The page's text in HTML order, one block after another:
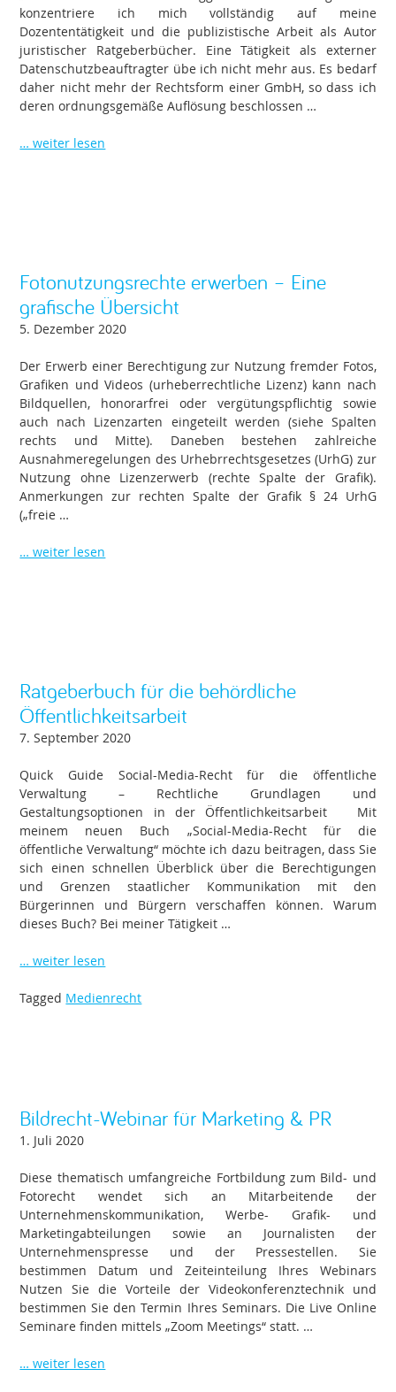
konzentriere ich mich vollständig auf meine
Dozententätigkeit und die publizistische Arbeit als Autor
juristischer Ratgeberbücher. Eine Tätigkeit als externer
Datenschutzbeauftragter übe ich nicht mehr aus. Es bedarf
daher nicht mehr der Rechtsform einer GmbH, so dass ich
deren ordnungsgemäße Auflösung beschlossen …
… weiter lesen
Fotonutzungsrechte erwerben – Eine
grafische Übersicht
5. Dezember 2020
Der Erwerb einer Berechtigung zur Nutzung fremder Fotos,
Grafiken und Videos (urheberrechtliche Lizenz) kann nach
Bildquellen, honorarfrei oder vergütungspflichtig sowie
auch nach Lizenzarten eingeteilt werden (siehe Spalten
rechts und Mitte). Daneben bestehen zahlreiche
Ausnahmeregelungen des Urhebrrechtsgesetzes (UrhG) zur
Nutzung ohne Lizenzerwerb (rechte Spalte der Grafik).
Anmerkungen zur rechten Spalte der Grafik § 24 UrhG
(„freie …
… weiter lesen
Ratgeberbuch für die behördliche
Öffentlichkeitsarbeit
7. September 2020
Quick Guide Social-Media-Recht für die öffentliche
Verwaltung – Rechtliche Grundlagen und
Gestaltungsoptionen in der Öffentlichkeitsarbeit Mit
meinem neuen Buch „Social-Media-Recht für die
öffentliche Verwaltung“ möchte ich dazu beitragen, dass Sie
sich einen schnellen Überblick über die Berechtigungen
und Grenzen staatlicher Kommunikation mit den
Bürgerinnen und Bürgern verschaffen können. Warum
dieses Buch? Bei meiner Tätigkeit …
… weiter lesen
Tagged Medienrecht
Bildrecht-Webinar für Marketing & PR
1. Juli 2020
Diese thematisch umfangreiche Fortbildung zum Bild- und
Fotorecht wendet sich an Mitarbeitende der
Unternehmenskommunikation, Werbe- Grafik- und
Marketingabteilungen sowie an Journalisten der
Unternehmenspresse und der Pressestellen. Sie
bestimmen Datum und Zeiteinteilung Ihres Webinars
Nutzen Sie die Vorteile der Videokonferenztechnik und
bestimmen Sie den Termin Ihres Seminars. Die Live Online
Seminare finden mittels „Zoom Meetings“ statt. …
… weiter lesen